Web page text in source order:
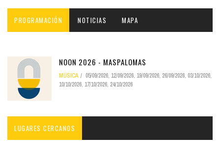
PROGRAMACIÓN NOTICIAS MAPA
NOON 2026 - MASPALOMAS
MÚSICA 05/09/2026, 12/09/2026, 19/09/2026, 26/09/2026, 03/10/2026,
10/10/2026, 17/10/2026, 24/10/2026
LUGARES CERCANOS